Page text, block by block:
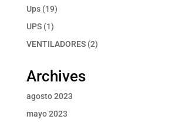
Ups 1919
UPS 11
producto
VENTILADORES 22
Archives
agosto 2023
mayo 2023